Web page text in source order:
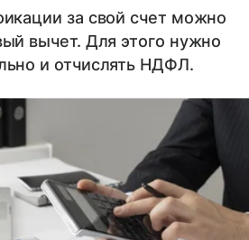
за свой счет можно
вычет. Для этого нужно
и отчислять НДФЛ.